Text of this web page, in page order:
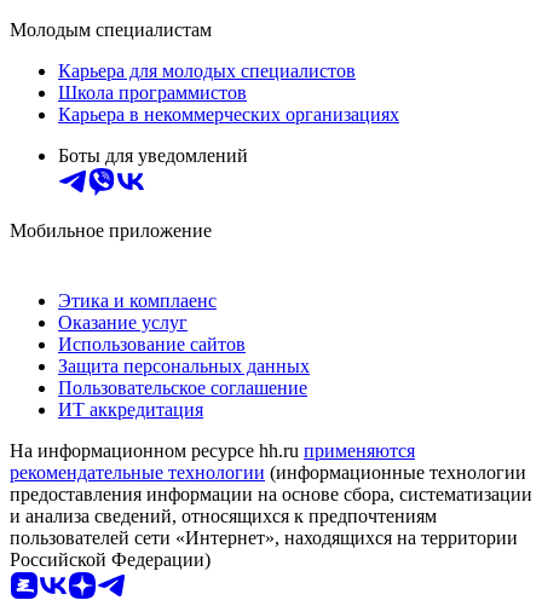
Молодым специалистам
Карьера для молодых специалистов
Школа программистов
Карьера в некоммерческих организациях
Боты для уведомлений
Мобильное приложение
Этика и комплаенс
Оказание услуг
Использование сайтов
Защита персональных данных
Пользовательское соглашение
ИТ аккредитация
На информационном ресурсе hh.ru применяются
рекомендательные технологии (информационные технологии
предоставления информации на основе сбора, систематизации
и анализа сведений, относящихся к предпочтениям
пользователей сети «Интернет», находящихся на территории
Российской Федерации)